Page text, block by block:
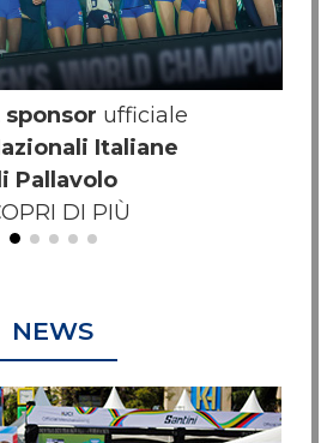
ufficiale
Italiane
Pallavolo
DI PIÙ
NEWS